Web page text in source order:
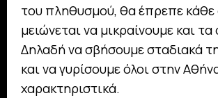
του πληθυσμού, θα έπρεπε
μειώνεται να μικραίνουμε και τα
Δηλαδή να σβήσουμε σταδιακά
και να γυρίσουμε όλοι στην
χαρακτηριστικά.